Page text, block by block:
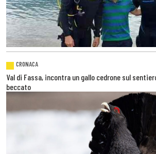
CRONACA
Val di Fassa, incontra un gallo cedrone sul
beccato